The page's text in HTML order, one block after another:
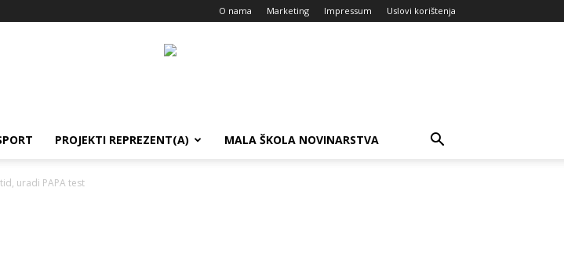
O nama Marketing Impressum Uslovi korištenja
PROJEKTI REPREZENT(A) MALA ŠKOLA NOVINARSTVA
uradi PAPA test